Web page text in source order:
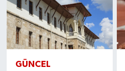
GÜNCEL